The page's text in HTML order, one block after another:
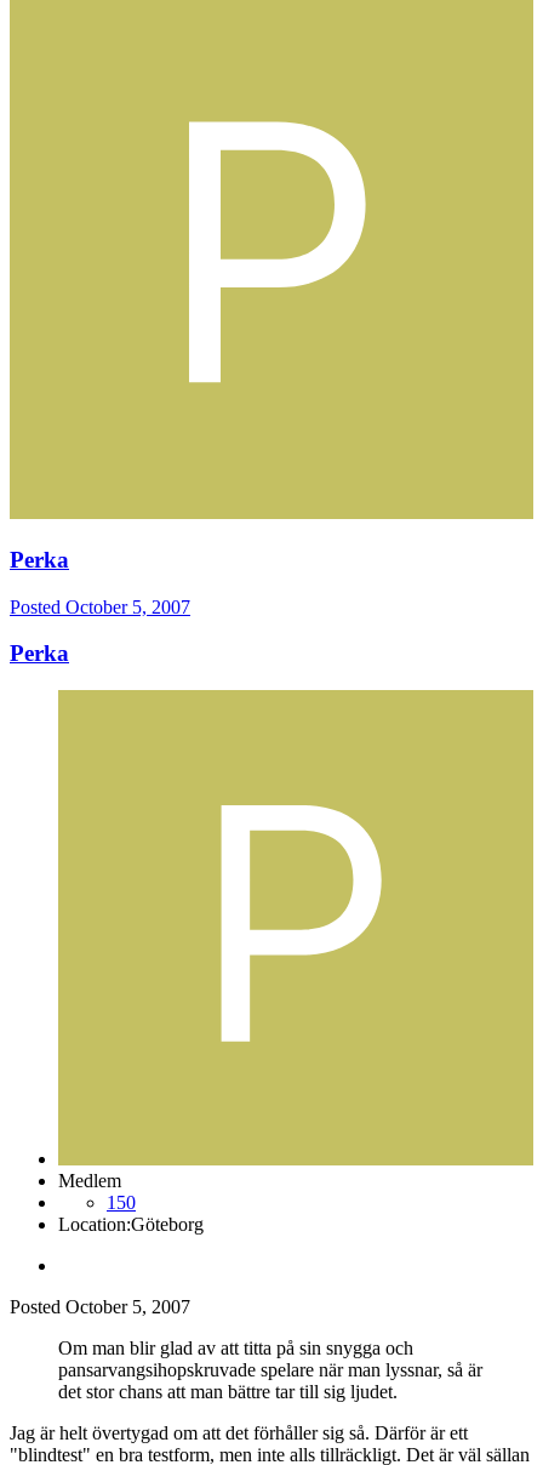
Perka
Posted October 5, 2007
Perka
Medlem
150
Location:Göteborg
Posted October 5, 2007
Om man blir glad av att titta på sin snygga och
pansarvangsihopskruvade spelare när man lyssnar, så är
det stor chans att man bättre tar till sig ljudet.
Jag är helt övertygad om att det förhåller sig så. Därför är ett
"blindtest" en bra testform, men inte alls tillräckligt. Det är väl sällan